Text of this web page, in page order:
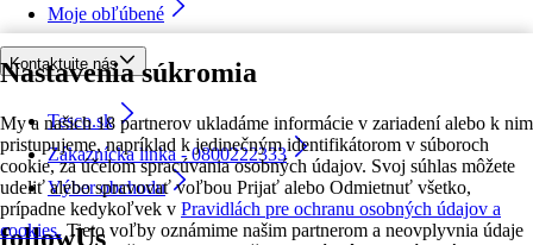
Nastavenia súkromia
My a našich 18 partnerov ukladáme informácie v zariadení alebo k nim
pristupujeme, napríklad k jedinečným identifikátorom v súboroch
cookie, za účelom spracúvania osobných údajov. Svoj súhlas môžete
udeliť alebo spravovať voľbou Prijať alebo Odmietnuť všetko,
prípadne kedykoľvek v Pravidlách pre ochranu osobných údajov a
cookies. Tieto voľby oznámime našim partnerom a neovplyvnia údaje
Moje obľúbené
Kontaktujte nás
Tesco.sk
Zákaznícka linka - 0800222333
Výber obchodu
followUs